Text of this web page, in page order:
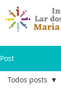
Post
Todos posts